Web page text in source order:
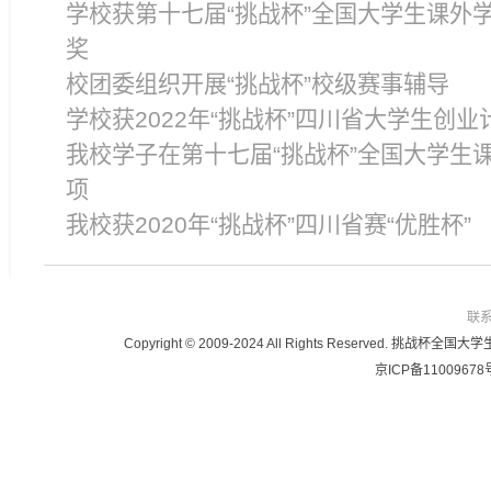
学校获第十七届“挑战杯”全国大学生课外
奖
校团委组织开展“挑战杯”校级赛事辅导
学校获2022年“挑战杯”四川省大学生创业
我校学子在第十七届“挑战杯”全国大学生
项
我校获2020年“挑战杯”四川省赛“优胜杯”
联
Copyright © 2009-2024 All Rights Reserved. 挑战杯全国大学
京ICP备11009678